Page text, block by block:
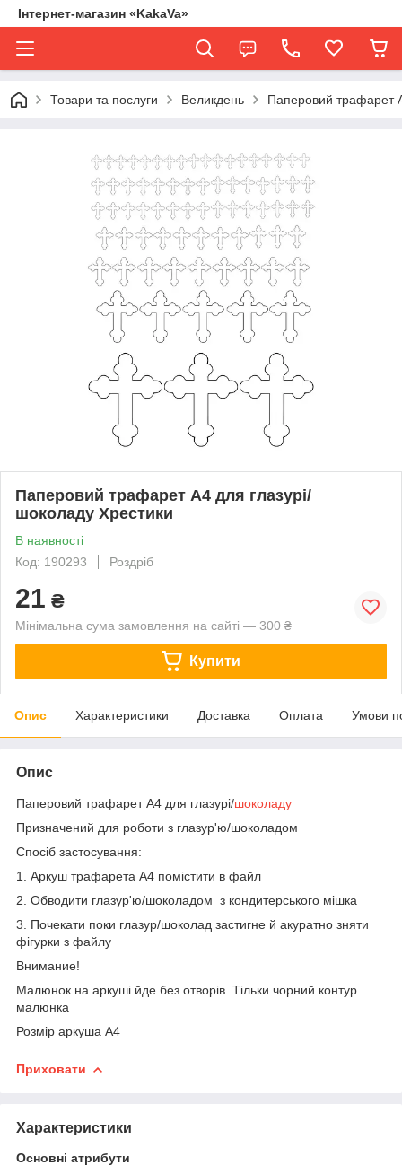
Інтернет-магазин «KakaVa»
Товари та послуги Великдень Паперовий трафарет
Паперовий трафарет А4 для глазурі/
шоколаду Хрестики
В наявності
Код: 190293
Роздріб
21 ₴
Мінімальна сума замовлення на сайті — 300 ₴
Купити
Опис Характеристики Доставка Оплата Умови
Опис
Паперовий трафарет А4 для глазурі/шоколаду
Призначений для роботи з глазур'ю/шоколадом
Спосіб застосування:
1. Аркуш трафарета А4 помістити в файл
2. Обводити глазур'ю/шоколадом з кондитерського мішка
3. Почекати поки глазур/шоколад застигне й акуратно зняти
фігурки з файлу
Внимание!
Малюнок на аркуші йде без отворів. Тільки чорний контур
малюнка
Розмір аркуша А4
Приховати
Характеристики
Основні атрибути